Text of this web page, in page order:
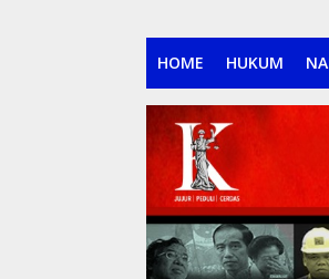
HOME HUKUM